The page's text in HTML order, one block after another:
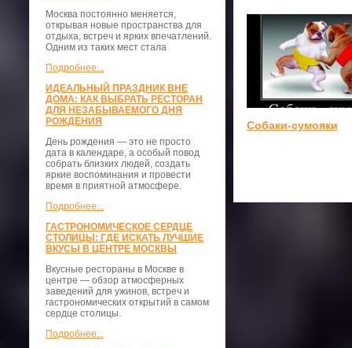
Москва постоянно меняется,
открывая новые пространства для
отдыха, встреч и ярких впечатлений.
Одним из таких мест стала
Подробнее...
ИДЕАЛЬНЫЙ ПРАЗДНИК ВНЕ
ДОМА: КАК ВЫБРАТЬ РЕСТОРАН
ДЛЯ НЕЗАБЫВАЕМОГО ДНЯ
РОЖДЕНИЯ
День рождения — это не просто
дата в календаре, а особый повод
собрать близких людей, создать
яркие воспоминания и провести
время в приятной атмосфере.
Подробнее...
ГАСТРОНОМИЧЕСКОЕ СЕРДЦЕ
СТОЛИЦЫ: ГДЕ ИСКАТЬ ЛУЧШИЕ
ВКУСЫ В ЦЕНТРЕ МОСКВЫ
Вкусные рестораны в Москве в
центре — обзор атмосферных
заведений для ужинов, встреч и
гастрономических открытий в самом
сердце столицы.
Подробнее...
Собаки-сумояки